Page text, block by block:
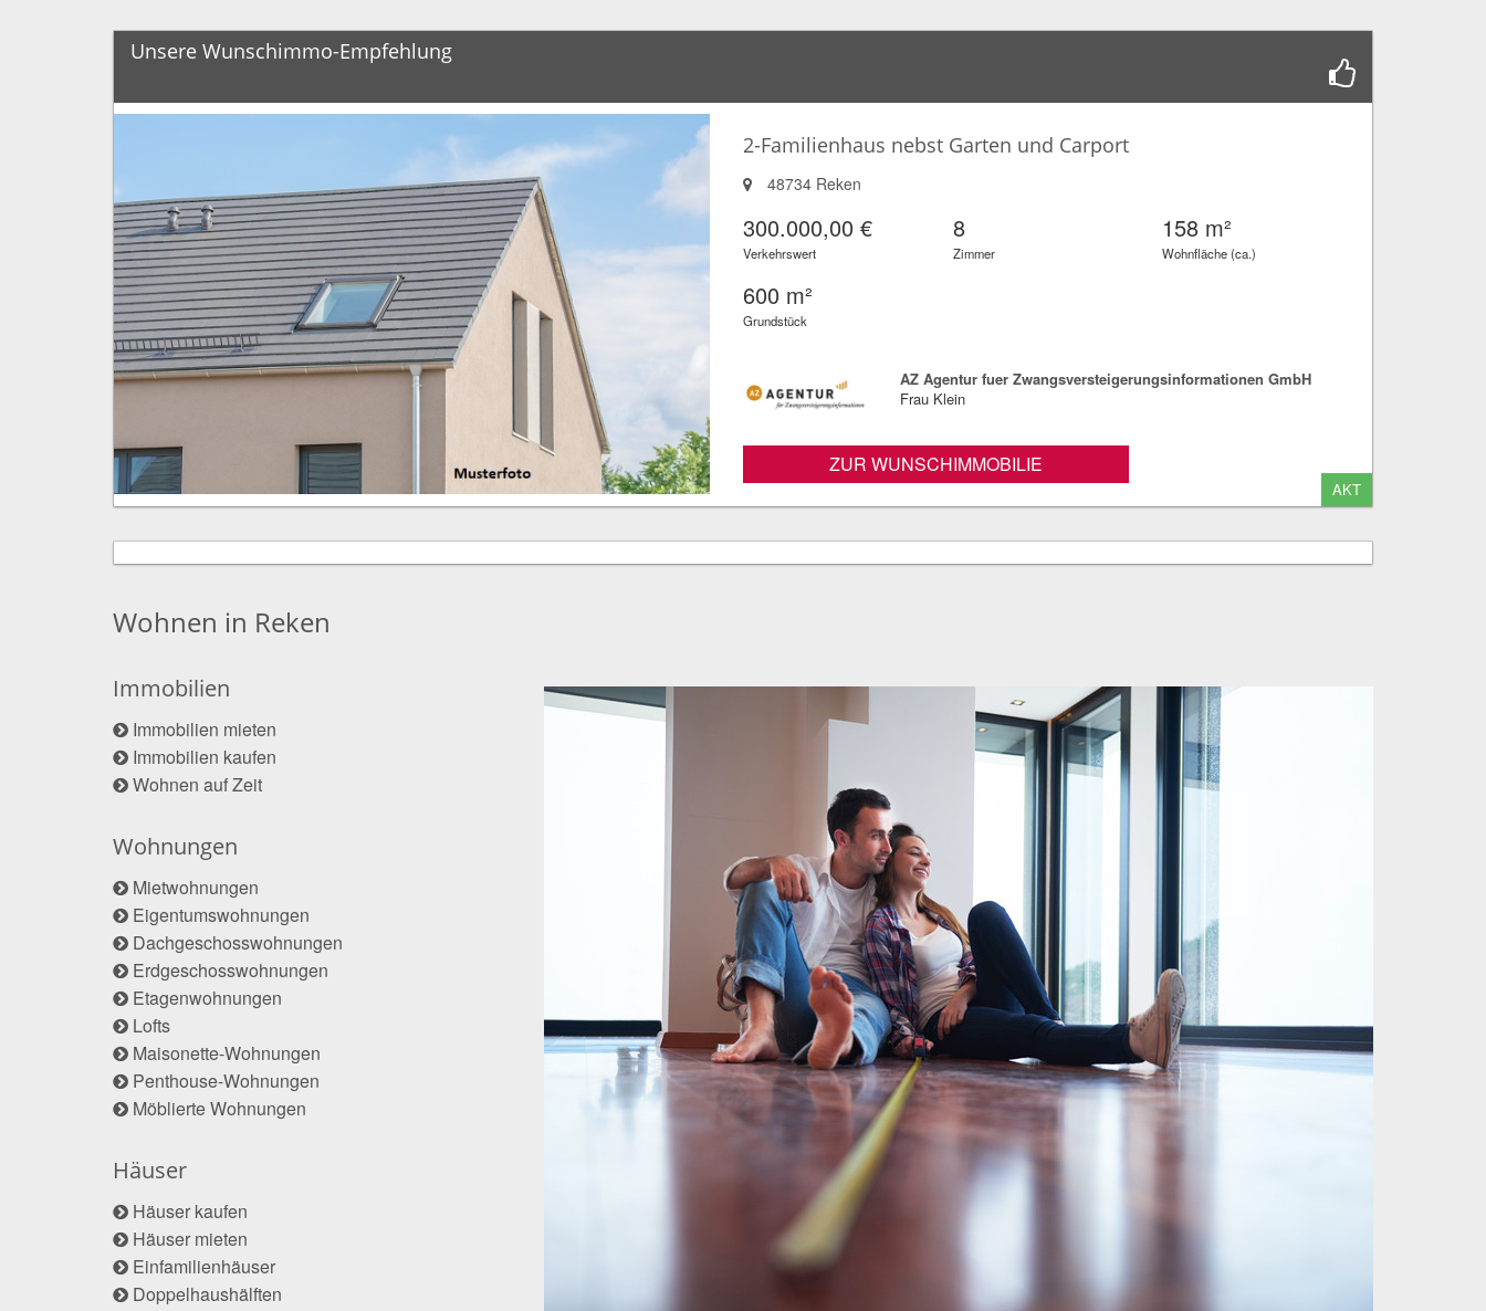
Unsere Wunschimmo-Empfehlung
2-Familienhaus nebst Garten und Carport
48734 Reken
300.000,00 €
Verkehrswert
8
Zimmer
158 m²
Wohnfläche (ca.)
600 m²
Grundstück
AZ Agentur fuer Zwangsversteigerungsinformationen GmbH
Frau Klein
ZUR WUNSCHIMMOBILIE
AKT
Wohnen in Reken
Immobilien
Immobilien mieten
Immobilien kaufen
Wohnen auf Zeit
Wohnungen
Mietwohnungen
Eigentumswohnungen
Dachgeschosswohnungen
Erdgeschosswohnungen
Etagenwohnungen
Lofts
Maisonette-Wohnungen
Penthouse-Wohnungen
Möblierte Wohnungen
Häuser
Häuser kaufen
Häuser mieten
Einfamilienhäuser
Doppelhaushälften